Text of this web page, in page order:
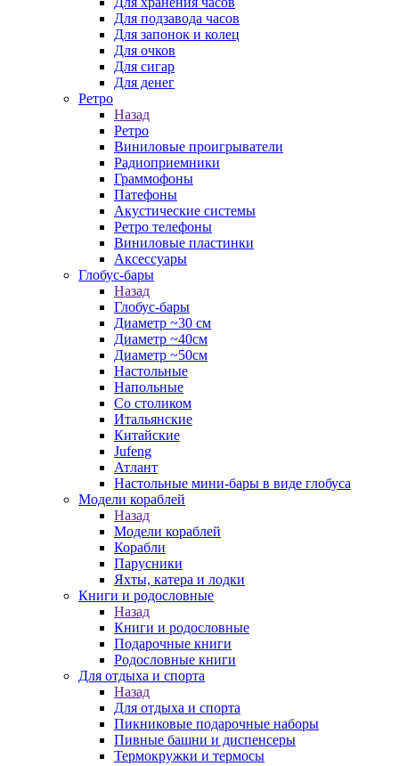
Для подзавода часов
Для запонок и колец
Для очков
Для сигар
Для денег
Ретро
Назад
Ретро
Виниловые проигрыватели
Радиоприемники
Граммофоны
Патефоны
Акустические системы
Ретро телефоны
Виниловые пластинки
Аксессуары
Глобус-бары
Назад
Глобус-бары
Диаметр ~30 см
Диаметр ~40см
Диаметр ~50см
Настольные
Напольные
Со столиком
Итальянские
Китайские
Jufeng
Атлант
Настольные мини-бары в виде глобуса
Модели кораблей
Назад
Модели кораблей
Корабли
Парусники
Яхты, катера и лодки
Книги и родословные
Назад
Книги и родословные
Подарочные книги
Родословные книги
Для отдыха и спорта
Назад
Для отдыха и спорта
Пикниковые подарочные наборы
Пивные башни и диспенсеры
Термокружки и термосы